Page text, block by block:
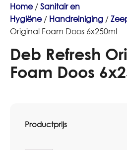
Home/Sanitair en
Hygiëne/ Handreiniging /
Original Foam Doos 6x250ml
Deb Refresh
Foam Doos
Productprijs